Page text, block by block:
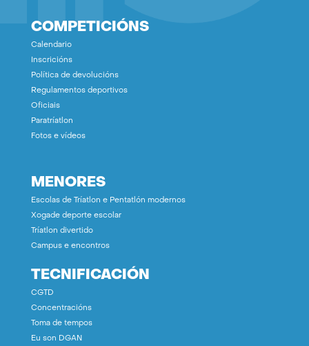
COMPETICIÓNS
Calendario
Inscricións
Política de devolucións
Regulamentos deportivos
Oficiais
Paratríatlon
Fotos e vídeos
MENORES
Escolas de Tríatlon e Pentatlón modernos
Xogade deporte escolar
Tríatlon divertido
Campus e encontros
TECNIFICACIÓN
CGTD
Concentracións
Toma de tempos
Eu son DGAN